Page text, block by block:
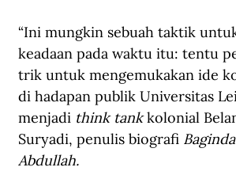
“Ini mungkin sebuah taktik
keadaan pada waktu itu: tentu
trik untuk mengemukakan ide
di hadapan publik Universitas
menjadi think tank kolonial
Suryadi, penulis biografi
Abdullah.